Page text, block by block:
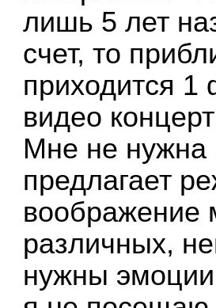
лишь 5 лет
счет, то
приходится
видео
Мне не нужна
предлагает
воображение
различных,
нужны